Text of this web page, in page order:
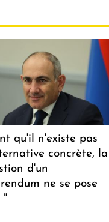
qu'il n'existe pas
concrète, la
d'un
ne se pose
"